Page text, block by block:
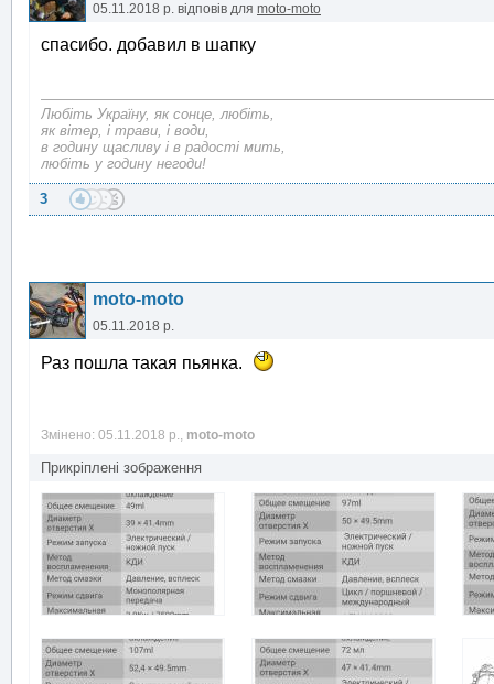
05.11.2018 р. відповів для moto-moto
спасибо. добавил в шапку
Любіть Україну, як сонце, любіть,
як вітер, і трави, і води,
в годину щасливу і в радості мить,
любіть у годину негоди!
3
moto-moto
05.11.2018 р.
Раз пошла такая пьянка.
Змінено: 05.11.2018 р., moto-moto
Прикріплені зображення